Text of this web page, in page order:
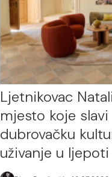
Ljetnikovac
mjesto koje
dubrovačku
uživanje u